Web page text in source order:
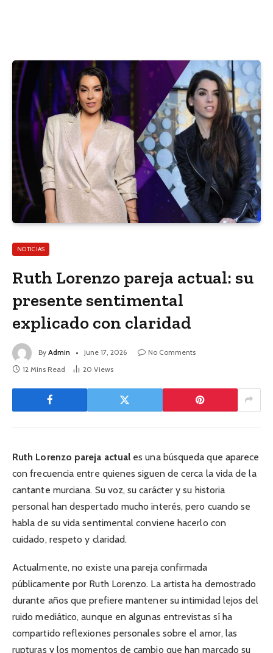
NOTICIAS
Ruth Lorenzo pareja actual: su
presente sentimental
explicado con claridad
By Admin June 17, 2026
No Comments
12 Mins Read
20 Views
Ruth Lorenzo pareja actual es una búsqueda que aparece
con frecuencia entre quienes siguen de cerca la vida de la
cantante murciana. Su voz, su carácter y su historia
personal han despertado mucho interés, pero cuando se
habla de su vida sentimental conviene hacerlo con
cuidado, respeto y claridad.
Actualmente, no existe una pareja confirmada
públicamente por Ruth Lorenzo. La artista ha demostrado
durante años que prefiere mantener su intimidad lejos del
ruido mediático, aunque en algunas entrevistas sí ha
compartido reflexiones personales sobre el amor, las
rupturas y los momentos de cambio que han marcado su